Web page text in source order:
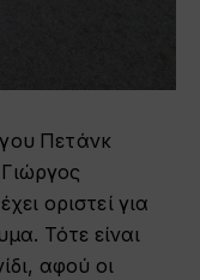
Πετάνκ
οριστεί για
Τότε είναι
αφού οι